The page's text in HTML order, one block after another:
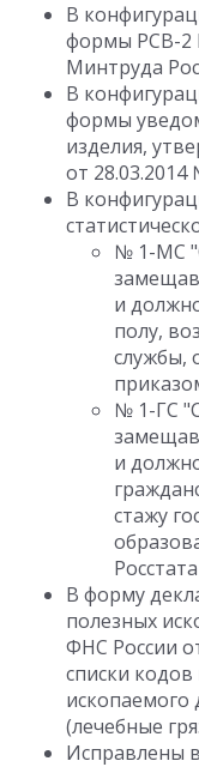
В
формы РСВ-2
Минтруда
В
формы
изделия,
от
В
№ 1-МС
и
полу,
службы,
№ 1-ГС
и
стажу
В форму
полезных
ФНС России
списки
ископаемого
(лечебные
Исправлены